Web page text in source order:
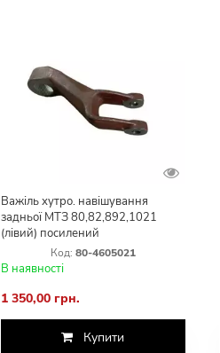
Важіль хутро. навішування
задньої МТЗ 80,82,892,1021
(лівий) посилений
Код: 80-4605021
В наявності
1 350,00 грн.
Купити